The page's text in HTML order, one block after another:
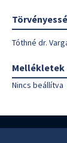
Tóthné dr.
Mellékletek
Nincs beállítva